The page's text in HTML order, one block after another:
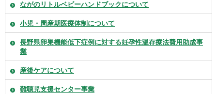
ながのリトルベビーハンドブックについて
小児・周産期医療体制について
長野県卵巣機能低下症例に対する妊孕性温存療法費用助成事
業
産後ケアについて
難聴児支援センター事業